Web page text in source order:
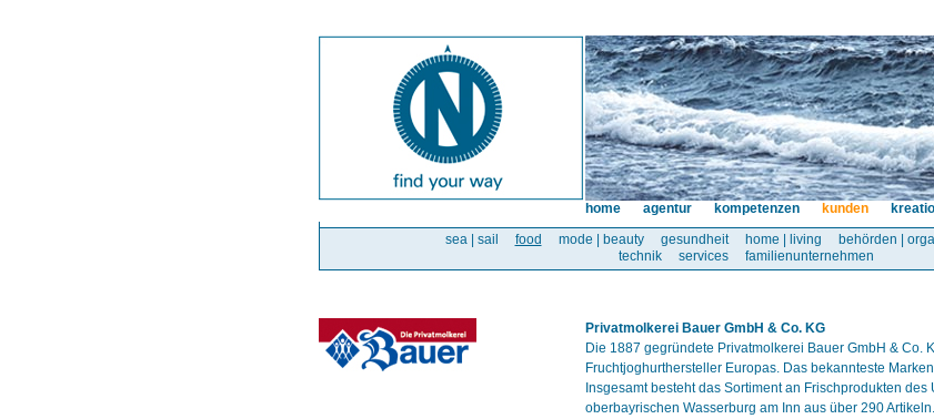
sea | sail food mode | beauty gesundheit home | living behörden |
technik
services familienunternehmen
home agentur kompetenzen kunden
Privatmolkerei Bauer GmbH & Co. KG
Die 1887 gegründete Privatmolkerei Bauer GmbH & Co.
Fruchtjoghurthersteller Europas. Das bekannteste
Insgesamt besteht das Sortiment an Frischprodukten
oberbayrischen Wasserburg am Inn aus über 290